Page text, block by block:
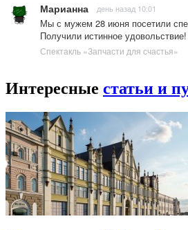
Марианна день назад 10:01
Мы с мужем 28 июня посетили
Получили истинное
Спектакль «Запчасти для счастья»
Интересные статьи и